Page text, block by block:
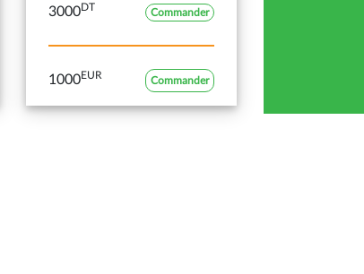
3000DT Commander
1000EUR
Commander